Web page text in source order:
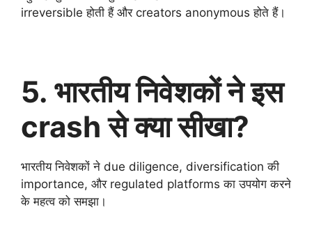
irreversible होती हैं और creators anonymous होते हैं।
5. भारतीय निवेशकों ने इस
crash से क्या सीखा?
भारतीय निवेशकों ने due diligence, diversification की
importance, और regulated platforms का उपयोग करने
के महत्व को समझा।